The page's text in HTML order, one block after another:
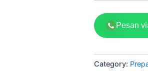
Pesan
Category: